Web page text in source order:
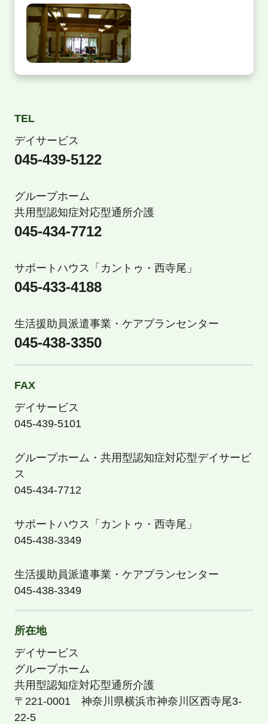
TEL
デイサービス
045-439-5122
グループホーム
共用型認知症対応型通所介護
045-434-7712
サポートハウス「カントゥ・西寺尾」
045-433-4188
生活援助員派遣事業・ケアプランセンター
045-438-3350
FAX
デイサービス
045-439-5101
グループホーム・共用型認知症対応型デイサービ
ス
045-434-7712
サポートハウス「カントゥ・西寺尾」
045-438-3349
生活援助員派遣事業・ケアプランセンター
045-438-3349
所在地
デイサービス
グループホーム
共用型認知症対応型通所介護
〒221-0001 神奈川県横浜市神奈川区西寺尾3-
22-5